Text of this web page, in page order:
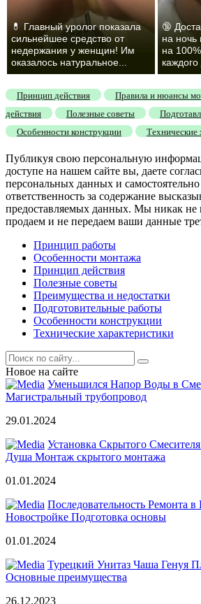
💊 Главный уролог показала
сильнейшее средство от
недержания у женщин! Им
оказалось натуральное...
🔞
на ночь
на
Принцип действия Правила и нюансы
действия
Полезные советы
Особенности конструкции
Технические
Публикуя свою персональную
доступе на нашем сайте вы, даете
персональных данных и самостоятельно
ответственность за содержание
предоставляемых данных. Мы никак не
продаем и не передаем ваши данные
Принцип работы
Особенности монтажа
Принцип действия
Полезные советы
Преимущества и недостатки
Подготовительные работы
Особенности конструкции
Технические характеристики
Новое на сайте
Уменьшился Напор Воды в
Магистральный трубопровод
29.01.2024
Установка Скрытого
Душа Монтаж скрытого монтажа
01.01.2024
Последовательность Ремонта
Новостройке Подготовка основы
01.01.2024
Турецкий Унитаз Чаша Генуя
Основные преимущества
26.12.2023